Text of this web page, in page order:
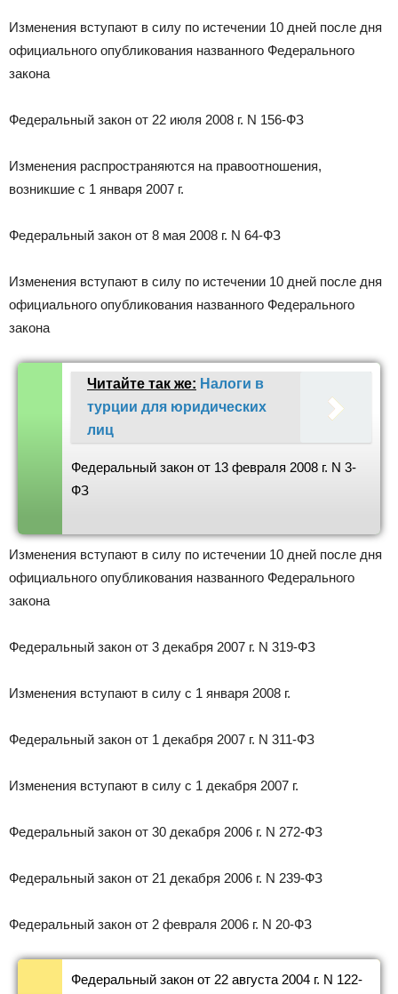
Изменения вступают в силу по истечении 10 дней после дня
официального опубликования названного Федерального
закона
Федеральный закон от 22 июля 2008 г. N 156-ФЗ
Изменения распространяются на правоотношения,
возникшие с 1 января 2007 г.
Федеральный закон от 8 мая 2008 г. N 64-ФЗ
Изменения вступают в силу по истечении 10 дней после дня
официального опубликования названного Федерального
закона
Читайте так же: Налоги в
турции для юридических
лиц
Федеральный закон от 13 февраля 2008 г. N 3-
ФЗ
Изменения вступают в силу по истечении 10 дней после дня
официального опубликования названного Федерального
закона
Федеральный закон от 3 декабря 2007 г. N 319-ФЗ
Изменения вступают в силу с 1 января 2008 г.
Федеральный закон от 1 декабря 2007 г. N 311-ФЗ
Изменения вступают в силу с 1 декабря 2007 г.
Федеральный закон от 30 декабря 2006 г. N 272-ФЗ
Федеральный закон от 21 декабря 2006 г. N 239-ФЗ
Федеральный закон от 2 февраля 2006 г. N 20-ФЗ
Федеральный закон от 22 августа 2004 г. N 122-